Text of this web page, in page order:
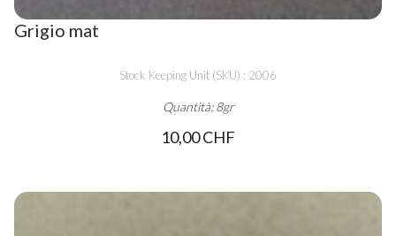
Grigio mat
Stock Keeping Unit (SKU) : 2006
Quantità: 8gr
10,00 CHF